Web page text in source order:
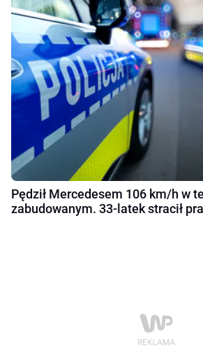
Pędził Mercedesem 106 km/h w
zabudowanym. 33-latek stracił